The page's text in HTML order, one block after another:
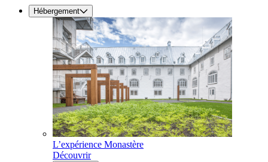
Hébergement
L’expérience Monastère
Découvrir